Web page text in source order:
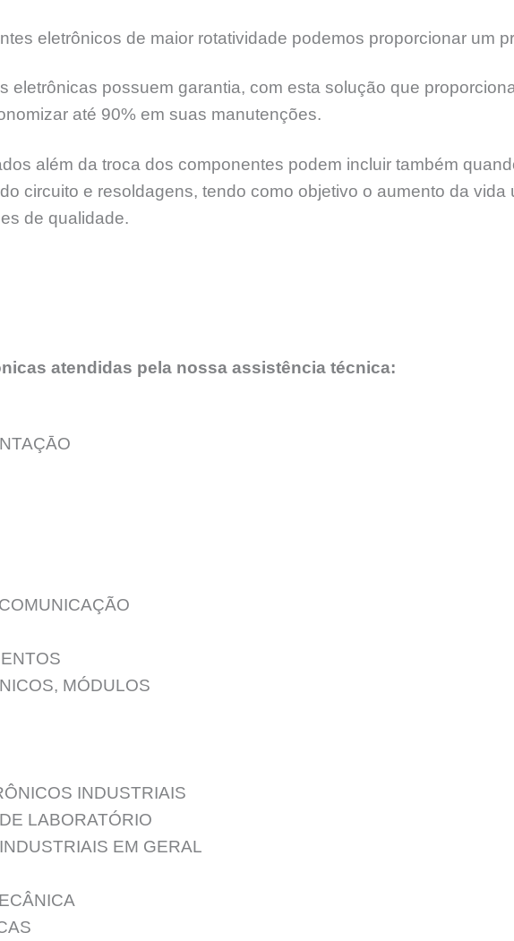
eletrônicos de maior rotatividade podemos proporcionar um
eletrônicas possuem garantia, com esta solução que
até 90% em suas manutenções.
além da troca dos componentes podem incluir também
circuito e resoldagens, tendo como objetivo o aumento da
de qualidade.
atendidas pela nossa assistência técnica:
MÓDULOS
INDUSTRIAIS
LABORATÓRIO
EM GERAL